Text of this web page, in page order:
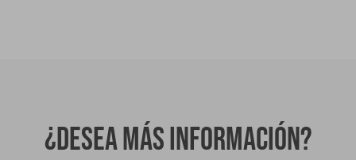
¿Desea más información?